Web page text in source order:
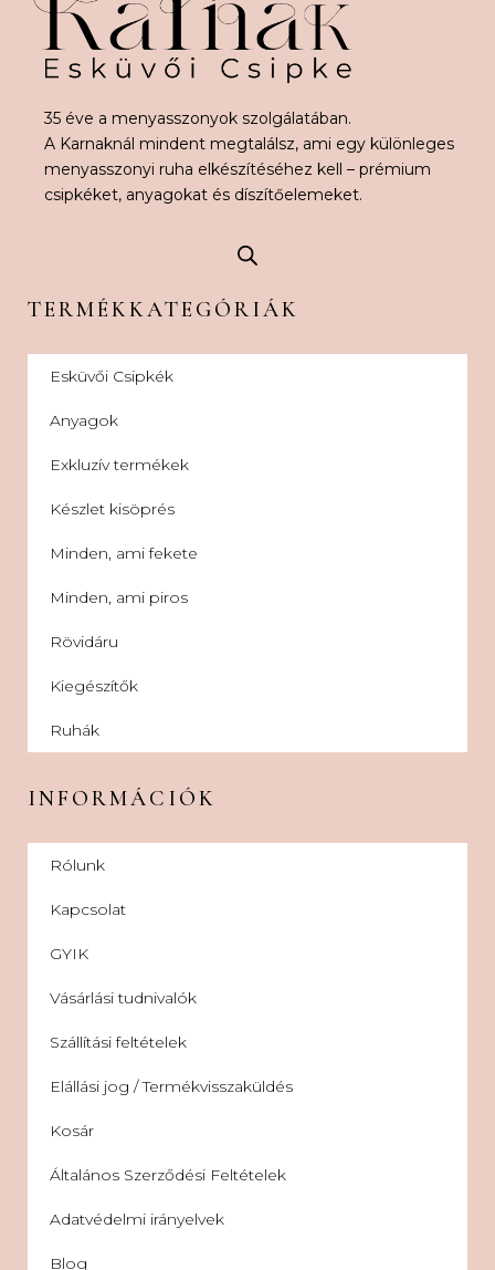
35 éve a menyasszonyok szolgálatában.
A Karnaknál mindent megtalálsz, ami egy különleges
menyasszonyi ruha elkészítéséhez kell – prémium
csipkéket, anyagokat és díszítőelemeket.
TERMÉKKATEGÓRIÁK
Esküvői Csipkék
Anyagok
Exkluzív termékek
Készlet kisöprés
Minden, ami fekete
Minden, ami piros
Rövidáru
Kiegészítők
Ruhák
INFORMÁCIÓK
Rólunk
Kapcsolat
GYIK
Vásárlási tudnivalók
Szállítási feltételek
Elállási jog / Termékvisszaküldés
Kosár
Általános Szerződési Feltételek
Adatvédelmi irányelvek
Blog